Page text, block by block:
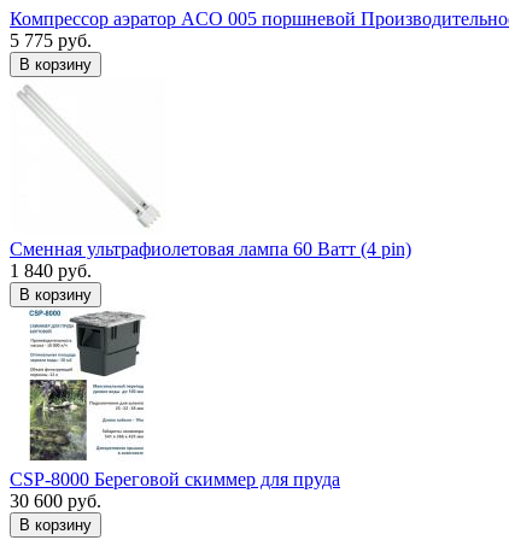
Компрессор аэратор ACO 005 поршневой
5 775 руб.
В корзину
Сменная ультрафиолетовая лампа 60 Ватт (4 pin)
1 840 руб.
В корзину
CSP-8000 Береговой скиммер для пруда
30 600 руб.
В корзину